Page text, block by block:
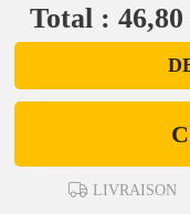
Total : 46,80
LIVRAISON